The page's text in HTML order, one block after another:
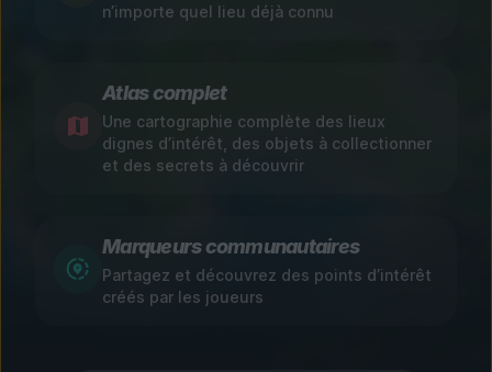
n’importe quel lieu déjà connu
Atlas complet
Une cartographie complète des lieux
dignes d’intérêt, des objets à collectionner
et des secrets à découvrir
Marqueurs communautaires
Partagez et découvrez des points d’intérêt
créés par les joueurs